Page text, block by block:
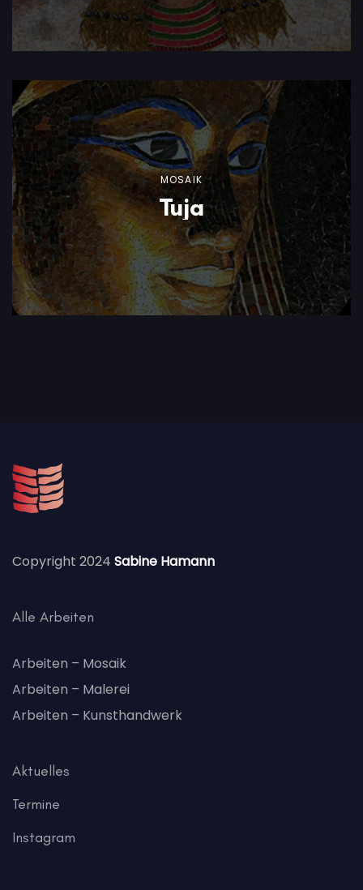
MOSAIK
Tuja
Copyright 2024 Sabine Hamann
Alle Arbeiten
Arbeiten – Mosaik
Arbeiten – Malerei
Arbeiten – Kunsthandwerk
Aktuelles
Termine
Instagram